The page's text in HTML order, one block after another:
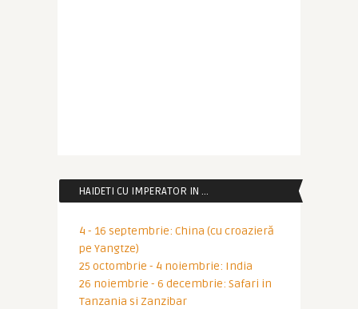
HAIDETI CU IMPERATOR IN …
4 - 16 septembrie: China (cu croazieră
pe Yangtze)
25 octombrie - 4 noiembrie: India
26 noiembrie - 6 decembrie: Safari in
Tanzania si Zanzibar